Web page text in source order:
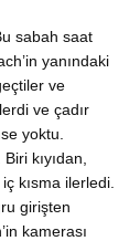
sabah saat
yanındaki
ve
ve çadır
yoktu.
kıyıdan,
kısma ilerledi.
girişten
kamerası